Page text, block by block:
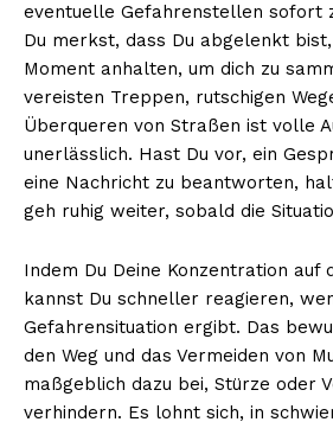
eventuelle Gefahrenstellen sofort
Du merkst, dass Du abgelenkt
Moment anhalten, um dich zu
vereisten Treppen, rutschigen
Überqueren von Straßen ist volle
unerlässlich. Hast Du vor, ein
eine Nachricht zu beantworten,
geh ruhig weiter, sobald die
Indem Du Deine Konzentration auf
kannst Du schneller reagieren,
Gefahrensituation ergibt. Das
den Weg und das Vermeiden von
maßgeblich dazu bei, Stürze oder
verhindern. Es lohnt sich, in